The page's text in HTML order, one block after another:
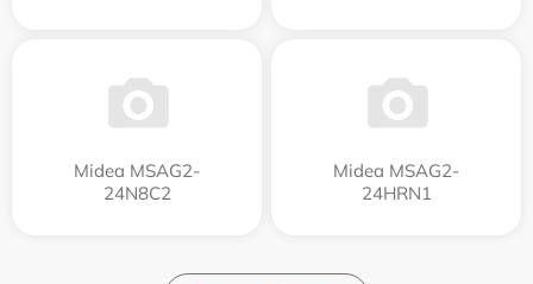
Midea MSAG2-
24N8C2
Midea MSAG2-
24HRN1